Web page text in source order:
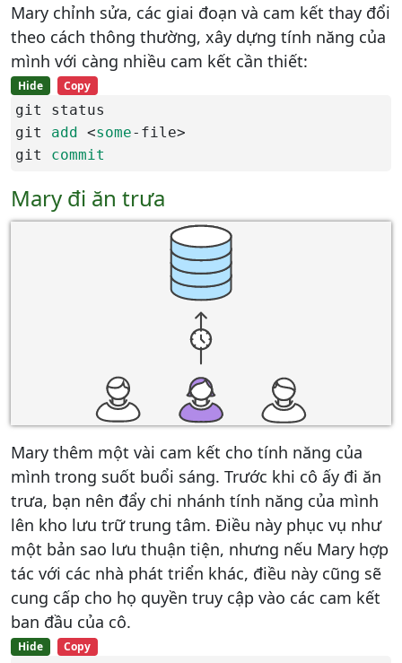
Mary chỉnh sửa, các giai đoạn và cam kết thay đổi
theo cách thông thường, xây dựng tính năng của
mình với càng nhiều cam kết cần thiết:
Hide Copy
git status
git add <some-file>
git commit
Mary đi ăn trưa
Mary thêm một vài cam kết cho tính năng của
mình trong suốt buổi sáng. Trước khi cô ấy đi ăn
trưa, bạn nên đẩy chi nhánh tính năng của mình
lên kho lưu trữ trung tâm. Điều này phục vụ như
một bản sao lưu thuận tiện, nhưng nếu Mary hợp
tác với các nhà phát triển khác, điều này cũng sẽ
cung cấp cho họ quyền truy cập vào các cam kết
ban đầu của cô.
Hide Copy